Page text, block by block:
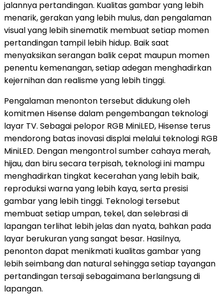
jalannya pertandingan. Kualitas gambar yang lebih
menarik, gerakan yang lebih mulus, dan pengalaman
visual yang lebih sinematik membuat setiap momen
pertandingan tampil lebih hidup. Baik saat
menyaksikan serangan balik cepat maupun momen
penentu kemenangan, setiap adegan menghadirkan
kejernihan dan realisme yang lebih tinggi.
Pengalaman menonton tersebut didukung oleh
komitmen Hisense dalam pengembangan teknologi
layar TV. Sebagai pelopor RGB MiniLED, Hisense terus
mendorong batas inovasi displai melalui teknologi RGB
MiniLED. Dengan mengontrol sumber cahaya merah,
hijau, dan biru secara terpisah, teknologi ini mampu
menghadirkan tingkat kecerahan yang lebih baik,
reproduksi warna yang lebih kaya, serta presisi
gambar yang lebih tinggi. Teknologi tersebut
membuat setiap umpan, tekel, dan selebrasi di
lapangan terlihat lebih jelas dan nyata, bahkan pada
layar berukuran yang sangat besar. Hasilnya,
penonton dapat menikmati kualitas gambar yang
lebih seimbang dan natural sehingga setiap tayangan
pertandingan tersaji sebagaimana berlangsung di
lapangan.